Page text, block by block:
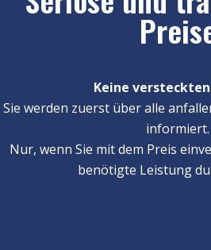
Keine
Sie werden zuerst über alle
informiert.
Nur, wenn Sie mit dem Preis
benötigte Leistung